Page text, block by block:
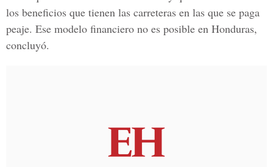
los beneficios que tienen las carreteras en las que se paga
peaje. Ese modelo financiero no es posible en Honduras,
concluyó.